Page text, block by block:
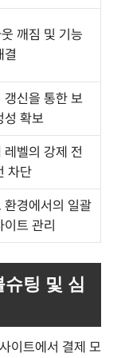
깨짐 및 기능
결
갱신을 통한 보
성 확보
레벨의 강제 전
차단
환경에서의 일괄
이트 관리
팅 및 심
이트에서 결제 모